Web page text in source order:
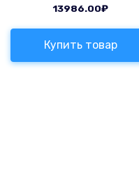
13986.00₽
Купить товар